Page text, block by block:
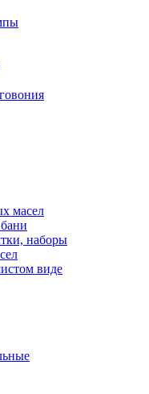
масел
наборы
виде